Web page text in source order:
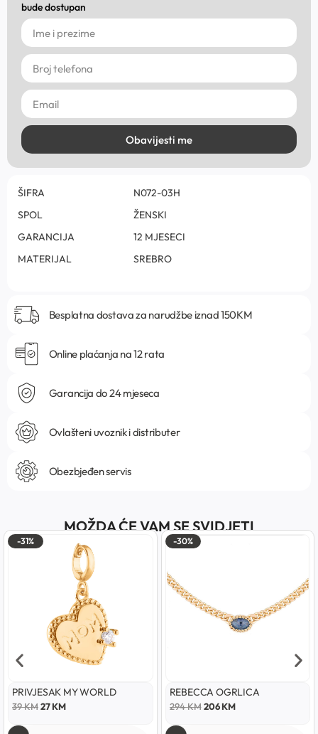
bude dostupan
Obavijesti me
ŠIFRA
N072-03H
SPOL
ŽENSKI
GARANCIJA
12 MJESECI
MATERIJAL
SREBRO
Besplatna dostava za narudžbe iznad 150KM
Online plaćanja na 12 rata
Garancija do 24 mjeseca
Ovlašteni uvoznik i distributer
Obezbjeđen servis
MOŽDA ĆE VAM SE SVIDJETI
-31%
PRIVJESAK MY WORLD
39KM27KM
-30%
REBECCA OGRLICA
294KM 206KM